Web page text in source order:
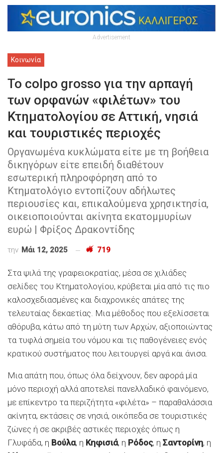
Advertisement
Κοινωνία
To colpo grosso για την αρπαγή
των ορφανών «φιλέτων» του
Κτηματολογίου σε Αττική, νησιά
και τουριστικές περιοχές
Οργανωμένα κυκλώματα είτε με τη βοήθεια
δικηγόρων είτε επειδή διαθέτουν
εσωτερική πληροφόρηση από το
Κτηματολόγιο εντοπίζουν αδήλωτες
περιουσίες και, επικαλούμενα χρησικτησία,
οικειοποιούνται ακίνητα εκατομμυρίων
ευρώ | Φρίξος Δρακοντίδης
την Μάι 12, 2025 719
Στα ψιλά της γραφειοκρατίας, μέσα σε χιλιάδες
σελίδες του Κτηματολογίου, κρύβεται μία από τις πιο
καλοσχεδιασμένες και διαχρονικές απάτες της
τελευταίας δεκαετίας. Μια μέθοδος που εξελίσσεται
αθόρυβα, κάτω από τη μύτη των Αρχών, αξιοποιώντας
τα τυφλά σημεία του νόμου και τις παθογένειες ενός
κρατικού συστήματος που λειτουργεί αργά και άνισα.
Μια απάτη που, όπως όλα δείχνουν, δεν αφορά μία
μόνο περιοχή αλλά αποτελεί πανελλαδικό φαινόμενο,
με επίκεντρο τα περιζήτητα «φιλέτα» – παραθαλάσσια
ακίνητα, εκτάσεις σε νησιά, οικόπεδα σε τουριστικές
ζώνες ή σε ακριβές αστικές περιοχές όπως η
Γλυφάδα, η Βούλα, η Κηφισιά, η Ρόδος, η Σαντορίνη, η